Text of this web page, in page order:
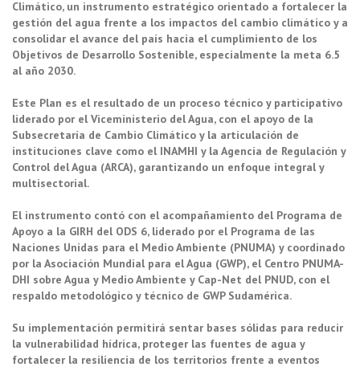
Climático, un instrumento estratégico orientado a fortalecer la
gestión del agua frente a los impactos del cambio climático y a
consolidar el avance del país hacia el cumplimiento de los
Objetivos de Desarrollo Sostenible, especialmente la meta 6.5
al año 2030.
Este Plan es el resultado de un proceso técnico y participativo
liderado por el Viceministerio del Agua, con el apoyo de la
Subsecretaría de Cambio Climático y la articulación de
instituciones clave como el INAMHI y la Agencia de Regulación y
Control del Agua (ARCA), garantizando un enfoque integral y
multisectorial.
El instrumento contó con el acompañamiento del Programa de
Apoyo a la GIRH del ODS 6, liderado por el Programa de las
Naciones Unidas para el Medio Ambiente (PNUMA) y coordinado
por la Asociación Mundial para el Agua (GWP), el Centro PNUMA-
DHI sobre Agua y Medio Ambiente y Cap-Net del PNUD, con el
respaldo metodológico y técnico de GWP Sudamérica.
Su implementación permitirá sentar bases sólidas para reducir
la vulnerabilidad hídrica, proteger las fuentes de agua y
fortalecer la resiliencia de los territorios frente a eventos